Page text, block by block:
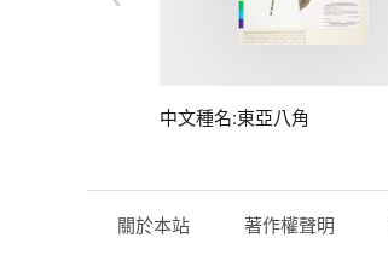
中文種名:東亞八角
關於本站 著作權聲明